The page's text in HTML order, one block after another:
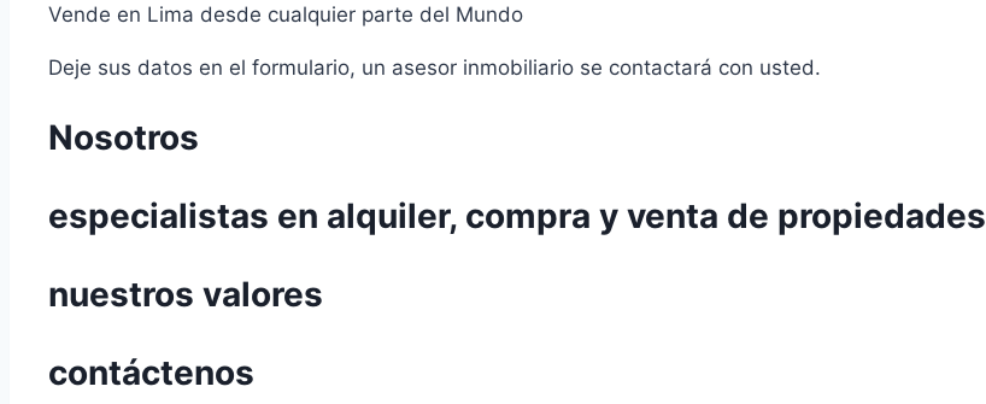
Vende en Lima desde cualquier parte del Mundo
Deje sus datos en el formulario, un asesor inmobiliario se contactará con usted.
Nosotros
especialistas en alquiler, compra y venta de propiedades
nuestros valores
contáctenos